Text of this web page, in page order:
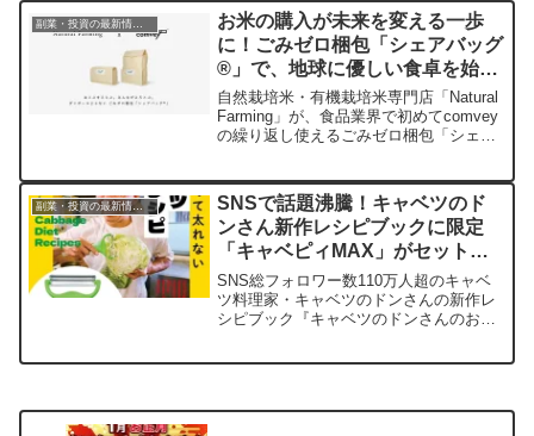
たるキャンペーンも実施中。手軽に始め
られる不動産投資で、あなたの資産形成
を応援します。
副業・投資の最新情報まとめ
お米の購入が未来を変える一歩
に！ごみゼロ梱包「シェアバッグ
®︎」で、地球に優しい食卓を始め
ませんか？
自然栽培米・有機栽培米専門店「Natural
Farming」が、食品業界で初めてcomvey
の繰り返し使えるごみゼロ梱包「シェア
の梱包ストレスも軽減。地球にも人にも
優しいお米の購入体験を提供します。
副業・投資の最新情報まとめ
SNSで話題沸騰！キャベツのド
ンさん新作レシピブックに限定
「キャベピィMAX」がセットで
登場
SNS総フォロワー数110万人超のキャベ
ツ料理家・キャベツのドンさんの新作レ
シピブック『キャベツのドンさんのおい
いてきます。糖質を大幅にカットしなが